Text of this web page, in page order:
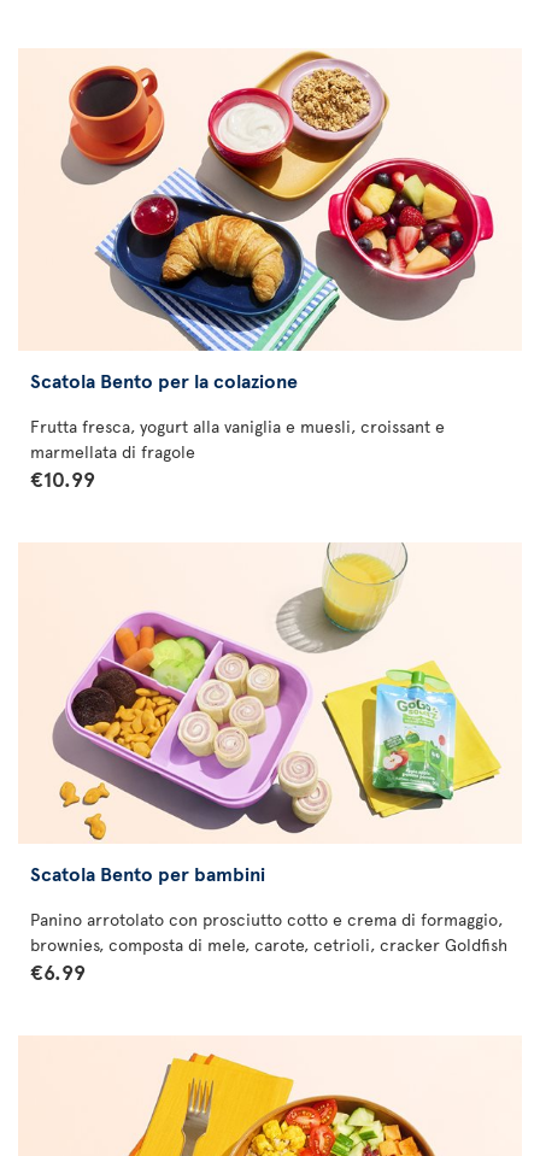
Scatola Bento per la colazione
Frutta fresca, yogurt alla vaniglia e muesli, croissant e
marmellata di fragole
€10.99
Scatola Bento per bambini
Panino arrotolato con prosciutto cotto e crema di formaggio,
brownies, composta di mele, carote, cetrioli, cracker Goldfish
€6.99